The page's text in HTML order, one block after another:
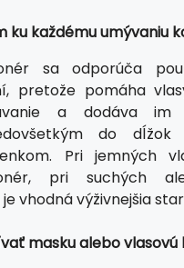
ku každému umývaniu
sa odporúča
pretože pomáha
a dodáva im
do dĺžok
Pri jemných
pri suchých
vhodná výživnejšia
masku alebo vlasovú